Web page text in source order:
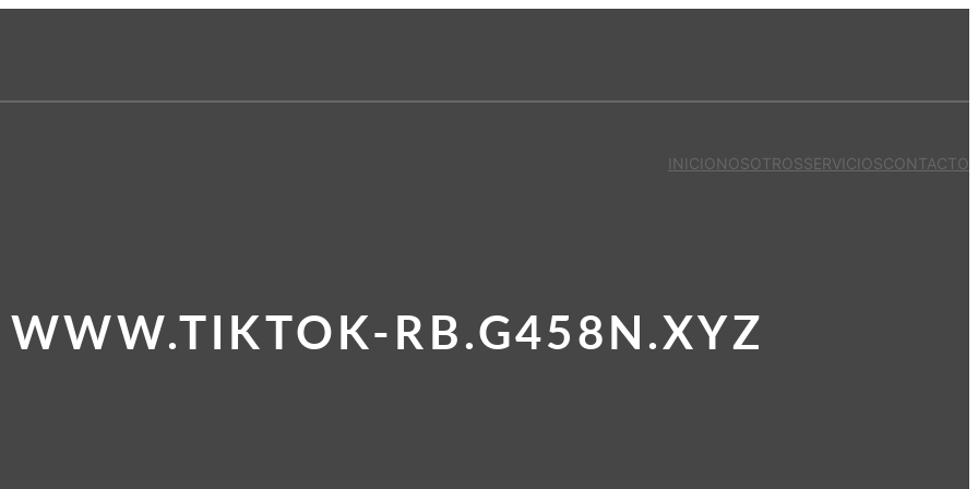
INICIONOSOTROSSERVICIOSCONTACTO
WWW.TIKTOK-RB.G458N.XYZ